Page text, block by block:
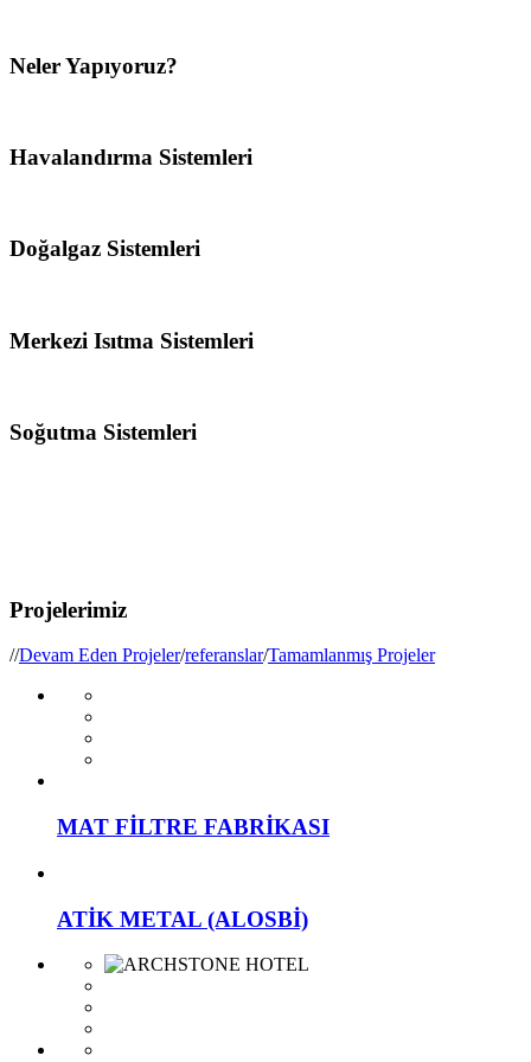
Neler Yapıyoruz?
Havalandırma Sistemleri
Doğalgaz Sistemleri
Merkezi Isıtma Sistemleri
Soğutma Sistemleri
Projelerimiz
//Devam Eden Projeler/referanslar/Tamamlanmış Projeler
MAT FİLTRE FABRİKASI
ATİK METAL (ALOSBİ)